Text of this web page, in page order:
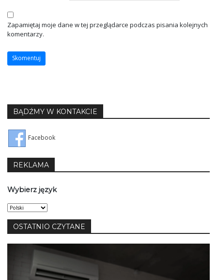
Zapamiętaj moje dane w tej przeglądarce podczas pisania kolejnych
komentarzy.
BĄDŹMY W KONTAKCIE
Facebook
REKLAMA
Wybierz język
Wybierz
język
OSTATNIO CZYTANE